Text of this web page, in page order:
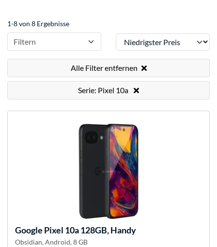
1-8 von 8 Ergebnisse
Filtern Sortieren
Alle Filter entfernen
Serie: Pixel 10a
Google Pixel 10a 128GB, Handy
Obsidian, Android, 8 GB